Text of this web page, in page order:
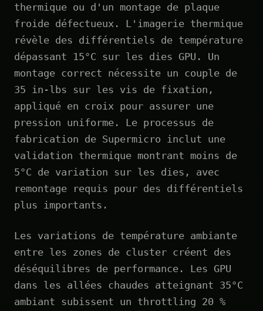
thermique ou d'un montage de plaque
froide défectueux. L'imagerie thermique
révèle des différentiels de température
dépassant 15°C sur les dies GPU. Un
montage correct nécessite un couple de
35 in-lbs sur les vis de fixation,
appliqué en croix pour assurer une
pression uniforme. Le processus de
fabrication de Supermicro inclut une
validation thermique montrant moins de
5°C de variation sur les dies, avec
remontage requis pour des différentiels
plus importants.
Les variations de température ambiante
entre les zones de cluster créent des
déséquilibres de performance. Les GPU
dans les allées chaudes atteignant 35°C
ambiant subissent un throttling 20 %